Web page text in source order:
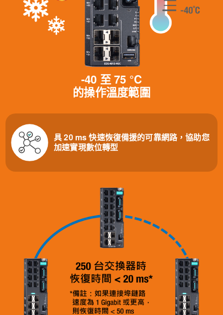
-40 至75 °C
的操作溫度範圍
具 20 ms 快速恢復備援的可靠網路，協助您
加速實現數位轉型